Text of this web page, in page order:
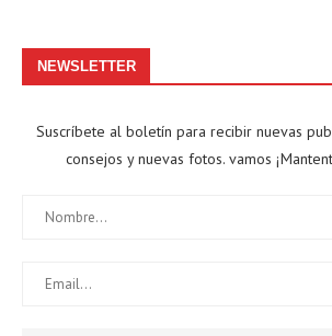
NEWSLETTER
Suscríbete al boletín para recibir nuevas
consejos y nuevas fotos. vamos